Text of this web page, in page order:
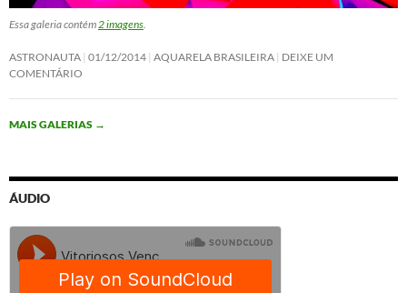
Essa galeria contém 2 imagens
ASTRONAUTA 01/12/2014 AQUARELA BRASILEIRA DEIXE UM
COMENTÁRIO
MAIS GALERIAS →
ÁUDIO